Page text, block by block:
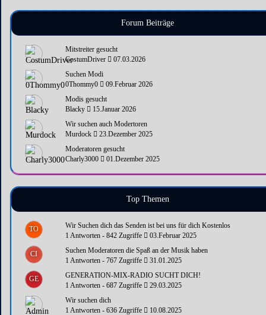
Forum Beiträge
Mitstreiter gesucht
CostumDriver
07.03.2026
Suchen Modi
0Thommy0
09.Februar 2026
Modis gesucht
Blacky
15.Januar 2026
Wir suchen auch Modertoren
Murdock
23.Dezember 2025
Moderatoren gesucht
Charly3000
01.Dezember 2025
Top Themen
TO
Wir Suchen dich das Senden ist bei uns für dich Kostenlos
1 Antworten - 842 Zugriffe
03.Februar 2025
CI
Suchen Moderatoren die Spaß an der Musik haben
1 Antworten - 767 Zugriffe
31.01.2025
GE
GENERATION-MIX-RADIO SUCHT DICH!
1 Antworten - 687 Zugriffe
29.03.2025
Wir suchen dich
1 Antworten - 636 Zugriffe
10.08.2025